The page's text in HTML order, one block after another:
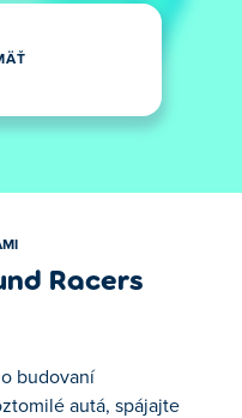
Racers
budovaní
autá, spájajte